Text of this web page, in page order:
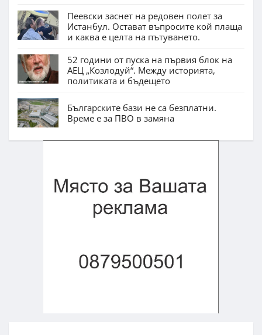
Пеевски заснет на редовен полет за
Истанбул. Остават въпросите кой плаща
и каква е целта на пътуването.
52 години от пуска на първия блок на
АЕЦ „Козлодуй“. Между историята,
политиката и бъдещето
Българските бази не са безплатни.
Време е за ПВО в замяна